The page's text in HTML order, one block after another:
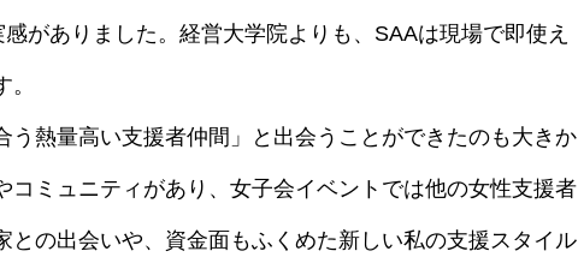
がありました。経営大学院よりも、SAAは現場で即使え
う熱量高い支援者仲間」と出会うことができたのも大きか
コミュニティがあり、女子会イベントでは他の女性支援者
との出会いや、資金面もふくめた新しい私の支援スタイル